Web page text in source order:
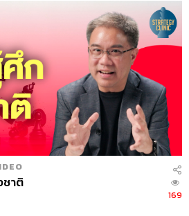
เรา Funeral home จริงๆ ไม่ใช่
และโด่งดังทางด้านหีบศพและ
บ้านเราจริงๆ คือวัด แล้วเดี๋ยวนี้รูป
บบครบวงจรแล้ว ซึ่งเป็นอุปสรรคกับ
ไม่สามารถปรับเปลี่ยน เพราะโลก
มีบริการหีบศพเอง มีบริการครบทุก
นขายหีบ เราจะทำยังไง โชคดีมากที่
นไลน์ และชื่อของสุริยายังแข็งแรง
ในความเป็นสุริยาอยู่ ซึ่งตรงนี้ยังอยู่
คงจะอยู่ได้ไม่นานมากเท่าไหร่ ถ้า
าติ
169